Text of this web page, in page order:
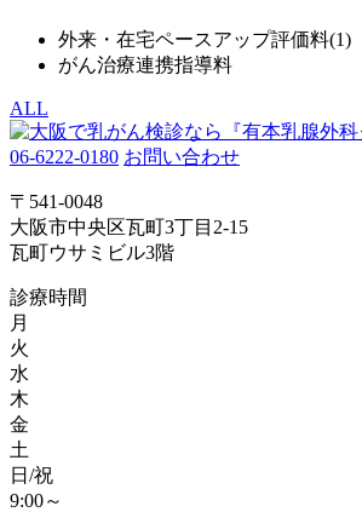
外来・在宅ペースアップ評価料(1)
がん治療連携指導料
ALL
06-6222-0180 お問い合わせ
〒541-0048
大阪市中央区瓦町3丁目2-15
瓦町ウサミビル3階
診療時間
月
火
水
木
金
土
日/祝
9:00～